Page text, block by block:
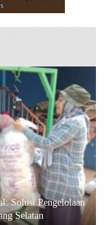
Solusi Pengelolaan
Selatan